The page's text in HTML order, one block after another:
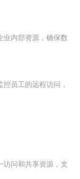
业内部资源，确保数
员工的远程访问，
访问和共享资源，支